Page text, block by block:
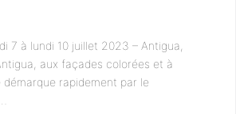
7 à lundi 10 juillet 2023 – Antigua,
aux façades colorées et à
démarque rapidement par le